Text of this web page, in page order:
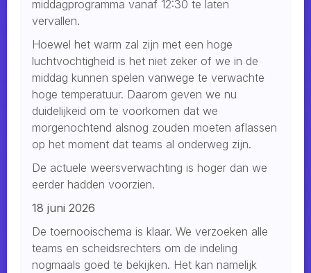
middagprogramma vanaf 12:30 te laten
vervallen.
Hoewel het warm zal zijn met een hoge
luchtvochtigheid is het niet zeker of we in de
middag kunnen spelen vanwege te verwachte
hoge temperatuur. Daarom geven we nu
duidelijkeid om te voorkomen dat we
morgenochtend alsnog zouden moeten aflassen
op het moment dat teams al onderweg zijn.
De actuele weersverwachting is hoger dan we
eerder hadden voorzien.
18 juni 2026
De toernooischema is klaar. We verzoeken alle
teams en scheidsrechters om de indeling
nogmaals goed te bekijken. Het kan namelijk